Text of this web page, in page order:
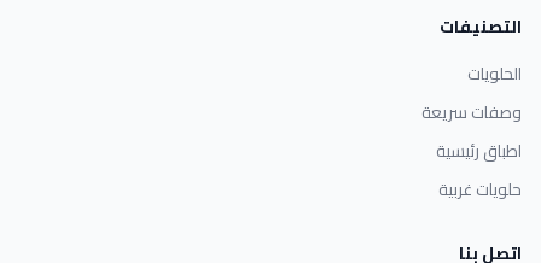
التصنيفات
الحلويات
وصفات سريعة
اطباق رئيسية
حلويات غربية
اتصل بنا